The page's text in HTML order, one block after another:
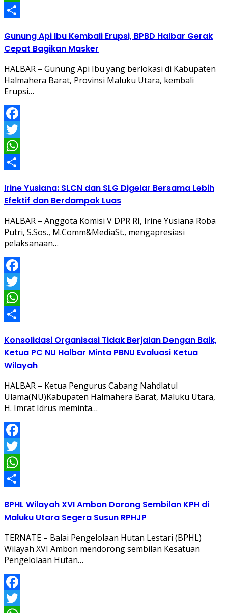
WhatsApp
Gunung Api Ibu Kembali Erupsi, BPBD Halbar Gerak
Cepat Bagikan Masker
HALBAR – Gunung Api Ibu yang berlokasi di Kabupaten
Halmahera Barat, Provinsi Maluku Utara, kembali
Erupsi…
Facebook
Twitter
WhatsApp
Irine Yusiana: SLCN dan SLG Digelar Bersama Lebih
Efektif dan Berdampak Luas
HALBAR – Anggota Komisi V DPR RI, Irine Yusiana Roba
Putri, S.Sos., M.Comm&MediaSt., mengapresiasi
pelaksanaan…
Facebook
Twitter
WhatsApp
Konsolidasi Organisasi Tidak Berjalan Dengan Baik,
Ketua PC NU Halbar Minta PBNU Evaluasi Ketua
Wilayah
HALBAR – Ketua Pengurus Cabang Nahdlatul
Ulama(NU)Kabupaten Halmahera Barat, Maluku Utara,
H. Imrat Idrus meminta…
Facebook
Twitter
WhatsApp
BPHL Wilayah XVI Ambon Dorong Sembilan KPH di
Maluku Utara Segera Susun RPHJP
TERNATE – Balai Pengelolaan Hutan Lestari (BPHL)
Wilayah XVI Ambon mendorong sembilan Kesatuan
Pengelolaan Hutan…
Facebook